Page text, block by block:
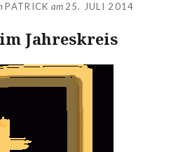
PATRICK am 25. JULI 2014
Jahreskreis